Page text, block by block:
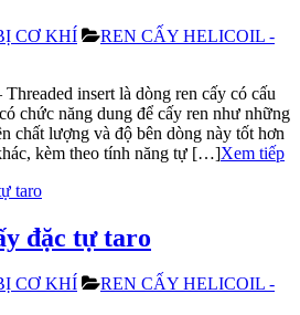
CƠ KHÍ
REN CẤY HELICOIL -
insert là dòng ren cấy có cấu
chức năng dung để cấy ren như những
chất lượng và độ bên dòng này tốt hơn
kèm theo tính năng tự […]Xem tiếp
đặc tự taro
CƠ KHÍ
REN CẤY HELICOIL -